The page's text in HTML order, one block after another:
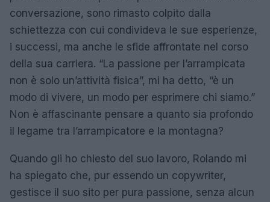
conversazione, sono rimasto colpito dalla
schiettezza con cui condivideva le sue esperienze,
i successi, ma anche le sfide affrontate nel corso
della sua carriera. “La passione per l’arrampicata
non è solo un’attività fisica”, mi ha detto, “è un
modo di vivere, un modo per esprimere chi siamo.”
Non è affascinante pensare a quanto sia profondo
il legame tra l’arrampicatore e la montagna?
Quando gli ho chiesto del suo lavoro, Rolando mi
ha spiegato che, pur essendo un copywriter,
gestisce il suo sito per pura passione, senza alcun